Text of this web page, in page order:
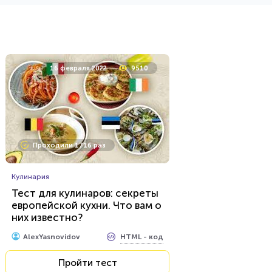
Проходили 1428 раз
Фильмы
Тест по киновселенной
Marvel
Илья Кузнецов HTML - код
Пройти тест
16 февраля 2022 9510
Проходили 1716 раз
Кулинария
Тест для кулинаров: секреты
европейской кухни. Что вам о
них известно?
AlexYasnovidov HTML - код
Пройти тест